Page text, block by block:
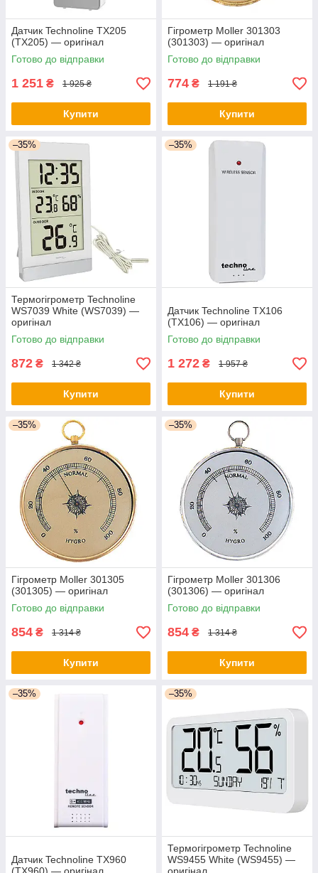
Датчик Technoline TX205
(TX205) — оригінал
Готово до відправки
1 251 ₴ 1 925 ₴
Купити
Гігрометр Moller 301303
(301303) — оригінал
Готово до відправки
774 ₴ 1 191 ₴
Купити
–35%
Термогігрометр Technoline
WS7039 White (WS7039) —
оригінал
Готово до відправки
872 ₴ 1 342 ₴
Купити
–35%
Датчик Technoline TX106
(TX106) — оригінал
Готово до відправки
1 272 ₴ 1 957 ₴
Купити
–35%
Гігрометр Moller 301305
(301305) — оригінал
Готово до відправки
854 ₴ 1 314 ₴
Купити
–35%
Гігрометр Moller 301306
(301306) — оригінал
Готово до відправки
854 ₴ 1 314 ₴
Купити
–35%
Датчик Technoline TX960
–35%
Термогігрометр Technoline
WS9455 White (WS9455) —